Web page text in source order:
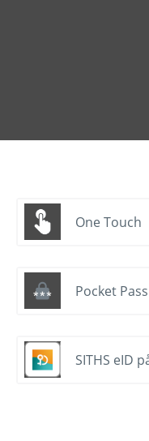
One Touch
Pocket Pass
SITHS eID